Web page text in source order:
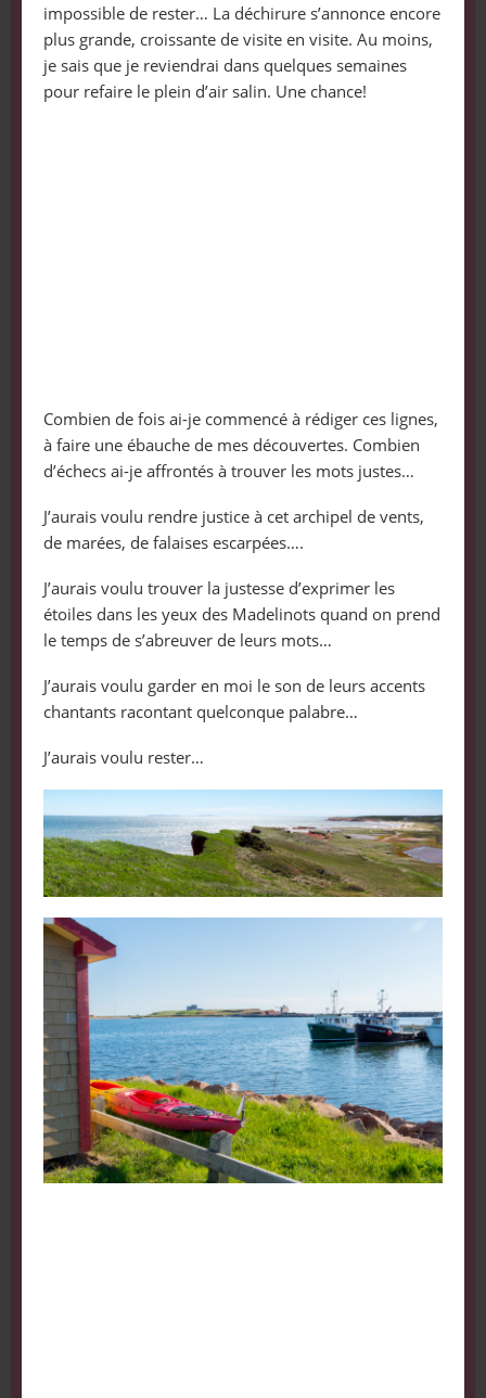
impossible de rester… La déchirure s’annonce encore
plus grande, croissante de visite en visite. Au moins,
je sais que je reviendrai dans quelques semaines
pour refaire le plein d’air salin. Une chance!
Combien de fois ai-je commencé à rédiger ces lignes,
à faire une ébauche de mes découvertes. Combien
d’échecs ai-je affrontés à trouver les mots justes…
J’aurais voulu rendre justice à cet archipel de vents,
de marées, de falaises escarpées….
J’aurais voulu trouver la justesse d’exprimer les
étoiles dans les yeux des Madelinots quand on prend
le temps de s’abreuver de leurs mots…
J’aurais voulu garder en moi le son de leurs accents
chantants racontant quelconque palabre…
J’aurais voulu rester…